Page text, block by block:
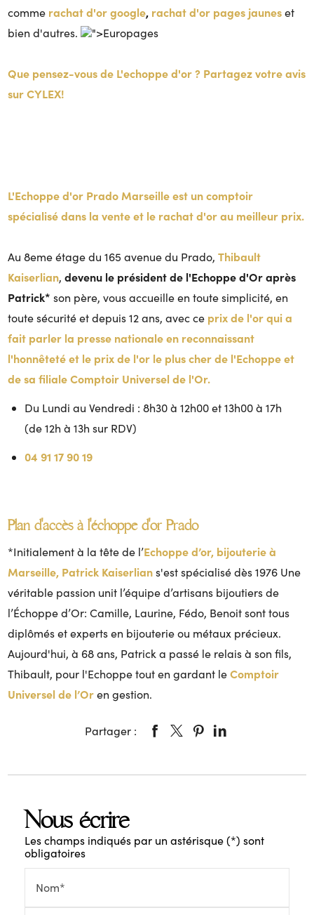
comme rachat d'or google, rachat d'or pages jauneset
bien d'autres.
">Europages
Que pensez-vous de L'echoppe d'or ? Partagez votre avis
sur CYLEX!
L'Echoppe d'or Prado Marseille est un comptoir
spécialisé dans la vente et le rachat d'or au meilleur prix.
Au 8eme étage du 165 avenue du Prado,Thibault
Kaiserlian,devenu le président de l'Echoppe d'Or après
Patrick* son père, vous accueille en toute simplicité, en
toute sécurité et depuis 12 ans, avec ce prix de l'or qui a
fait parler la presse nationale en reconnaissant
l'honnêteté et le prix de l'or le plus cher de l'Echoppe et
de sa filiale Comptoir Universel de l'Or.
Du Lundi au Vendredi : 8h30 à 12h00 et 13h00 à 17h
(de 12h à 13h sur RDV)
04 91 17 90 19
Plan d'accès à l'échoppe d'or Prado
*Initialement à la tête de l’Echoppe d’or, bijouterie à
Marseille, Patrick Kaiserlians'est spécialisé dès 1976 Une
véritable passion unit l’équipe d’artisans bijoutiers de
l’Échoppe d’Or: Camille, Laurine, Fédo, Benoit sont tous
diplômés et experts en bijouterie ou métaux précieux.
Aujourd'hui, à 68 ans, Patrick a passé le relais à son fils,
Thibault, pour l'Echoppe tout en gardant le Comptoir
Universel de l’Oren gestion.
Partager :
Nous écrire
Les champs indiqués par un astérisque (*) sont
obligatoires
Nom*